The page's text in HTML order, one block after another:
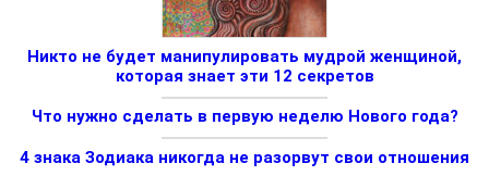
Никто не будет манипулировать мудрой женщиной,
которая знает эти 12 секретов
Что нужно сделать в первую неделю Нового года?
4 знака Зодиака никогда не разорвут свои отношения